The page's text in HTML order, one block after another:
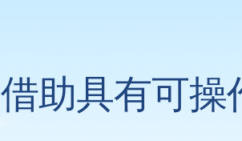
借助具有可操